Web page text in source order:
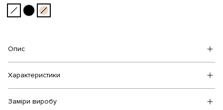
Опис
Характеристики
Заміри виробу